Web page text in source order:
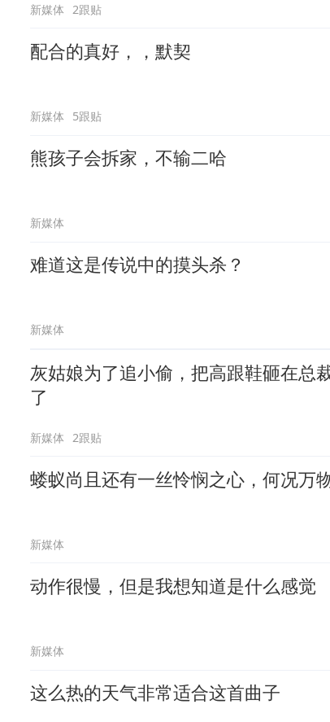
新媒体 2跟贴
配合的真好，，默契
新媒体 5跟贴
熊孩子会拆家，不输二哈
新媒体
难道这是传说中的摸头杀？
新媒体
灰姑娘为了追小偷，把高跟鞋砸在总
了
新媒体 2跟贴
蝼蚁尚且还有一丝怜悯之心，何况万
新媒体
动作很慢，但是我想知道是什么感觉
新媒体
这么热的天气非常适合这首曲子